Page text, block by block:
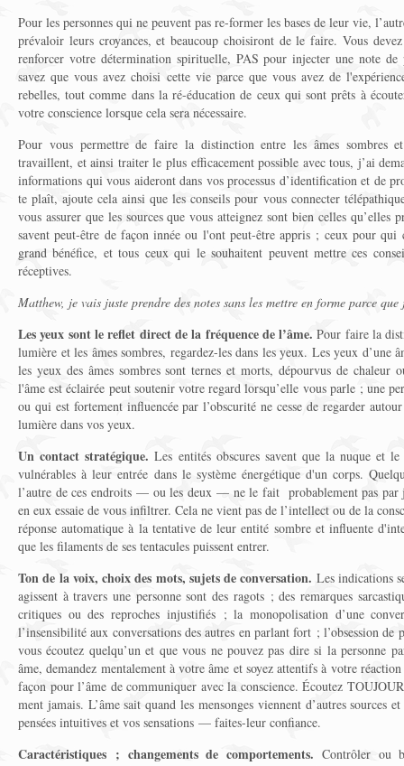
Pour les personnes qui ne peuvent pas re-former les bases de leur vie,
prévaloir leurs croyances, et beaucoup choisiront de le faire. Vous
renforcer votre détermination spirituelle, PAS pour injecter une note
savez que vous avez choisi cette vie parce que vous avez de
rebelles, tout comme dans la ré-éducation de ceux qui sont prêts à
votre conscience lorsque cela sera nécessaire.
Pour vous permettre de faire la distinction entre les âmes sombres
travaillent, et ainsi traiter le plus efficacement possible avec tous, j’ai
informations qui vous aideront dans vos processus d’identification et de
te plaît, ajoute cela ainsi que les conseils pour vous connecter
vous assurer que les sources que vous atteignez sont bien celles qu’elles
savent peut-être de façon innée ou l'ont peut-être appris ; ceux pour qui
grand bénéfice, et tous ceux qui le souhaitent peuvent mettre ces
réceptives.
Matthew, je vais juste prendre des notes sans les mettre en forme parce
Les yeux sont le reflet direct de la fréquence de l’âme. Pour faire la
lumière et les âmes sombres, regardez-les dans les yeux. Les yeux
les yeux des âmes sombres sont ternes et morts, dépourvus de chaleur
l'âme est éclairée peut soutenir votre regard lorsqu’elle vous parle ; une
ou qui est fortement influencée par l’obscurité ne cesse de regarder
lumière dans vos yeux.
Un contact stratégique. Les entités obscures savent que la nuque et
vulnérables à leur entrée dans le système énergétique d'un corps.
l’autre de ces endroits — ou les deux — ne le fait probablement pas
en eux essaie de vous infiltrer. Cela ne vient pas de l’intellect ou de la
réponse automatique à la tentative de leur entité sombre et influente
que les filaments de ses tentacules puissent entrer.
Ton de la voix, choix des mots, sujets de conversation. Les indications
agissent à travers une personne sont des ragots ; des remarques
critiques ou des reproches injustifiés ; la monopolisation d’une
l’insensibilité aux conversations des autres en parlant fort ; l’obsession de
vous écoutez quelqu’un et que vous ne pouvez pas dire si la personne
âme, demandez mentalement à votre âme et soyez attentifs à votre
façon pour l’âme de communiquer avec la conscience. Écoutez
ment jamais. L’âme sait quand les mensonges viennent d’autres sources
pensées intuitives et vos sensations — faites-leur confiance.
Caractéristiques ; changements de comportements. Contrôler ou